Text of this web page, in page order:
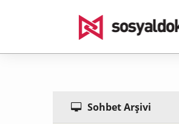
Sohbet Arşivi